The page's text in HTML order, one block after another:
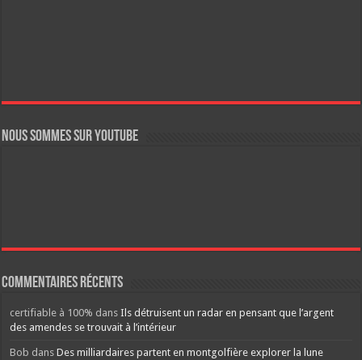
Nous sommes sur YouTube
Commentaires récents
certifiable à 100% dansIls détruisent un radar en pensant que l’argent
des amendes se trouvait à l’intérieur
Bob dansDes milliardaires partent en montgolfière explorer la lune